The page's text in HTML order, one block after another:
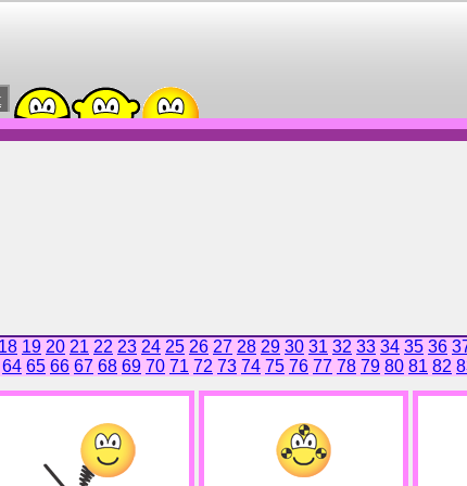
18 19 20 21 22 23 24 25 26 27 28 29 30 31 32 33 34 35 36
64 65 66 67 68 69 70 71 72 73 74 75 76 77 78 79 80 81 82